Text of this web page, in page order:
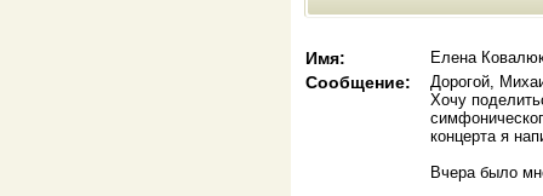
Имя: Елена
Сообщение:
Дорогой,
Хочу
концерта я
Вчера было